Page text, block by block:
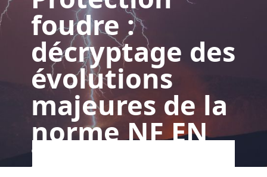
foudre :
décryptage des
évolutions
majeures de la
norme NF EN
IEC 62305-2